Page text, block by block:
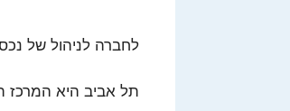
לחברה לניהול של
תל אביב היא המרכז